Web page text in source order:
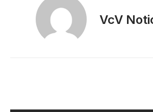
VcV